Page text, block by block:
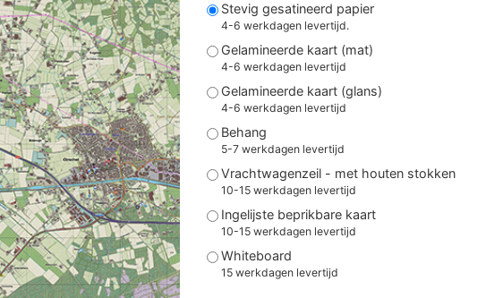
Stevig gesatineerd papier
4-6 werkdagen levertijd.
Gelamineerde kaart (mat)
4-6 werkdagen levertijd
Gelamineerde kaart (glans)
4-6 werkdagen levertijd
Behang
5-7 werkdagen levertijd
Vrachtwagenzeil - met houten stokken
10-15 werkdagen levertijd
Ingelijste beprikbare kaart
10-15 werkdagen levertijd
Whiteboard
15 werkdagen levertijd